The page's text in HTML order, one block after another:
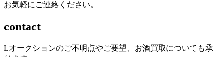
お気軽にご連絡ください。
contact
Lオークションのご不明点やご要望、お酒買取についても承